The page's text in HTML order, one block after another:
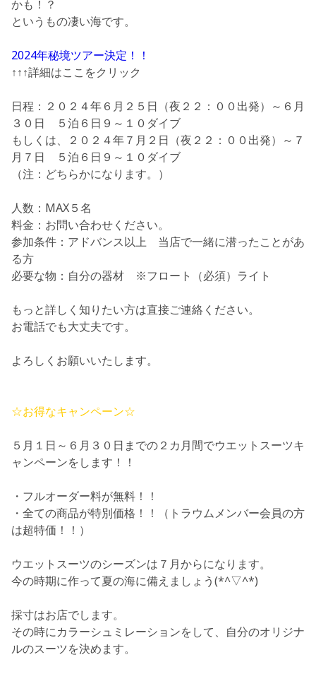
かも！？
というもの凄い海です。
2024年秘境ツアー決定！！
↑↑↑詳細はここをクリック
日程： ２０２４年６月２５日（夜２２：００出発）～６月
３０日 ５泊６日９～１０ダイブ
もしくは、
２０２４年７月２日（夜２２：００出発）～７
月７日 ５泊６日９～１０ダイブ
（注：どちらかになります。）
人数：MAX５名
料金：お問い合わせください。
参加条件：アドバンス以上 当店で一緒に潜ったことがあ
る方
必要な物：自分の器材 ※フロート（必須）ライト
もっと詳しく知りたい方は直接ご連絡ください。
お電話でも大丈夫です。
よろしくお願いいたします。
☆お得なキャンペーン☆
５月１日～６月３０日までの２カ月間でウエットスーツキ
ャンペーンをします！！
・フルオーダー料が無料！！
・全ての商品が特別価格！！（トラウムメンバー会員の方
は超特価！！）
ウエットスーツのシーズンは７月からになります。
今の時期に作って夏の海に備えましょう(*^▽^*)
採寸はお店でします。
その時にカラーシュミレーションをして、自分のオリジナ
ルのスーツを決めます。